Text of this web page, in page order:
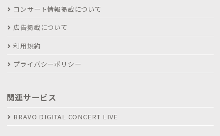
コンサート情報掲載について
広告掲載について
利用規約
プライバシーポリシー
関連サービス
BRAVO DIGITAL CONCERT LIVE